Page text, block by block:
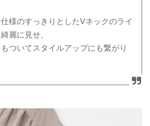
様のすっきりとしたVネックのライ
麗に見せ、
ついてスタイルアップにも繋がり